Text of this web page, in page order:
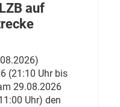
auf
(21:10 Uhr bis
29.08.2026
Uhr) den